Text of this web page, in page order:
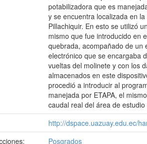
potabilizadora que es
y se encuentra localizada en
Pillachiquir. En esto se utilizó
mismo que fue introducido en
quebrada, acompañado de un
electrónico que se encargaba
vueltas del molinete y con los
almacenados en este
procedió a introducir al
manejada por ETAPA, el
caudal real del área de estudio
http://dspace.uazuay.edu.ec/
Posgrados